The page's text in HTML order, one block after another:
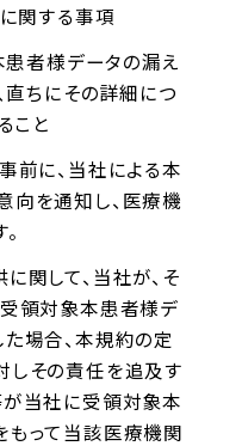
関する事項
患者様データの漏え
ちにその詳細につ
こと
前に、当社による本
向を通知し、医療機
関して、当社が、そ
受領対象本患者様デ
場合、本規約の定
しその責任を追及す
が当社に受領対象本
もって当該医療機関